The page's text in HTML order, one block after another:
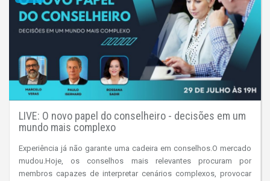
LIVE: O novo papel do conselheiro - decisões em um
mundo mais complexo
Experiência já não garante uma cadeira em conselhos.O mercado
mudou.Hoje, os conselhos mais relevantes procuram por
membros capazes de interpretar cenários complexos, provocar